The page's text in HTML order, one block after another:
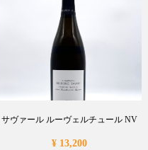
サヴァール ルーヴェルチュール NV
¥ 13,200